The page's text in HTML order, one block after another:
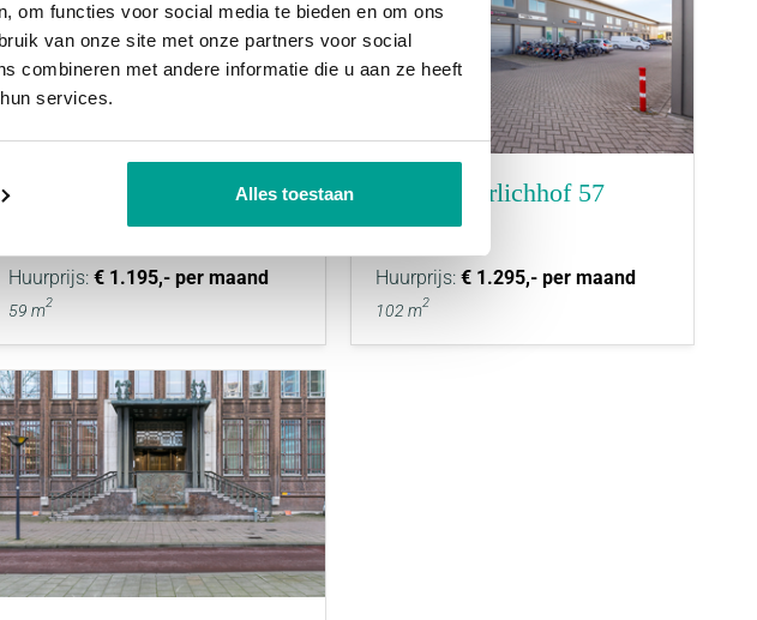
om functies voor social media te bieden en om ons
van onze site met onze partners voor social
combineren met andere informatie die u aan ze heeft
services.
Alles toestaan
Benno Premselastraat 78
Huurprijs: € 1.195,- per maand
59 m2
Christa Ehrlichhof 57
ROTTERDAM
Huurprijs:€ 1.295,- per maand
102 m2